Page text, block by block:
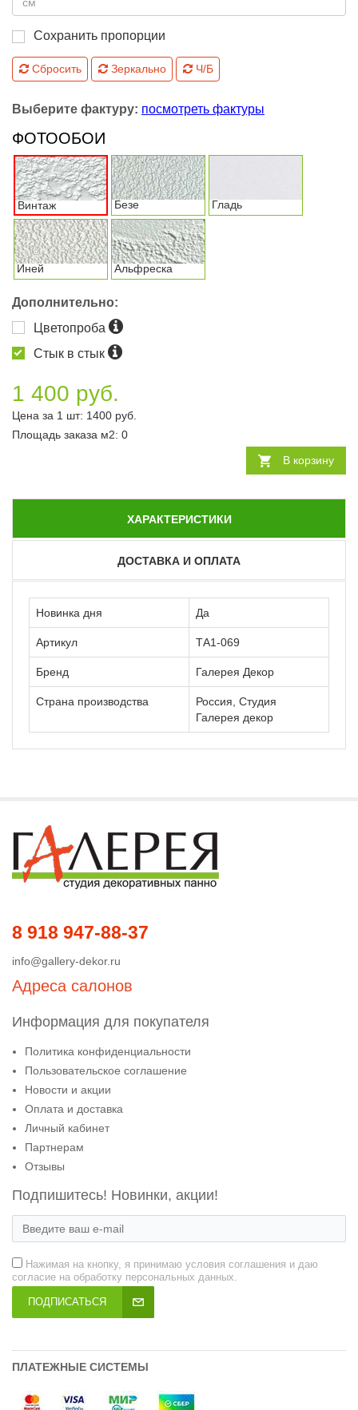
Сохранить пропорции
Сбросить Зеркально Ч/Б
Выберите фактуру: посмотреть фактуры
ФОТООБОИ
Винтаж Безе Гладь
Иней Альфреска
Дополнительно:
Цветопроба
Стык в стык
1 400 руб.
Цена за 1 шт: 1400 руб.
Площадь заказа м2: 0
В корзину
ХАРАКТЕРИСТИКИ
ДОСТАВКА И ОПЛАТА
Новинка дня Да
Артикул ТА1-069
Бренд Галерея Декор
Страна производства
Россия, Студия
Галерея декор
8 918 947-88-37
info@gallery-dekor.ru
Адреса салонов
Информация для покупателя
Политика конфиденциальности
Пользовательское соглашение
Новости и акции
Оплата и доставка
Личный кабинет
Партнерам
Отзывы
Подпишитесь! Новинки, акции!
Нажимая на кнопку, я принимаю условия соглашения и даю
согласие на обработку персональных данных.
ПОДПИСАТЬСЯ
ПЛАТЕЖНЫЕ СИСТЕМЫ